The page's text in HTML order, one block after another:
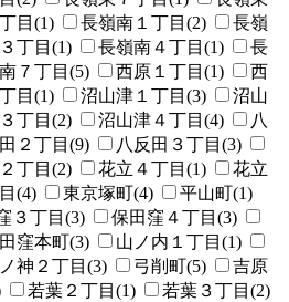
目(1) 長嶺南１丁目(2)
長嶺
丁目(1) 長嶺南４丁目(1)
長
７丁目(5) 西原１丁目(1)
西
目(1) 沼山津１丁目(3)
沼山
丁目(2) 沼山津４丁目(4)
八
２丁目(9)
八反田３丁目(3)
丁目(2) 花立４丁目(1)
花立
(4) 東京塚町(4)
平山町(1)
３丁目(3)
保田窪４丁目(3)
窪本町(3)
山ノ内１丁目(1)
神２丁目(3) 弓削町(5)
吉原
若葉２丁目(1)
若葉３丁目(2)